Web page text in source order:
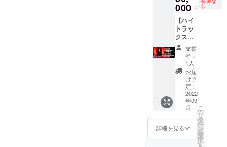
・ロケ
させて
いただ
く曲の
指定は
できま
せん。
・ロケ
予定は
10月以
降とさ
せてい
ただき
ます。
通費別
途頂戴
装にな
りまし
た。 衣
装提供 :
ウルト
ラブレ
イン
Instagr
am
【@ultr
abra1n
グジャ
ケット
のみ
す。
◆No.06
2018年
7月
Single "
藍色 /
OverRo
rd "リ
リー
ス。 こ
ちらは
OverRo
rdバー
ジョ
ン。
HighT自
000 円 し
【ハイ
トラッ
クスス
タジオ
断捨離
企画】
ハイト
が撮影
やス
テージ
で着用
しまし
た衣装
をご支
援者様
へご提
支援
者：
1人
お届
け予
定：
2022
年09
月
詳細を見る
こ
の
リ
タ
ー
ン
を
選
択
す